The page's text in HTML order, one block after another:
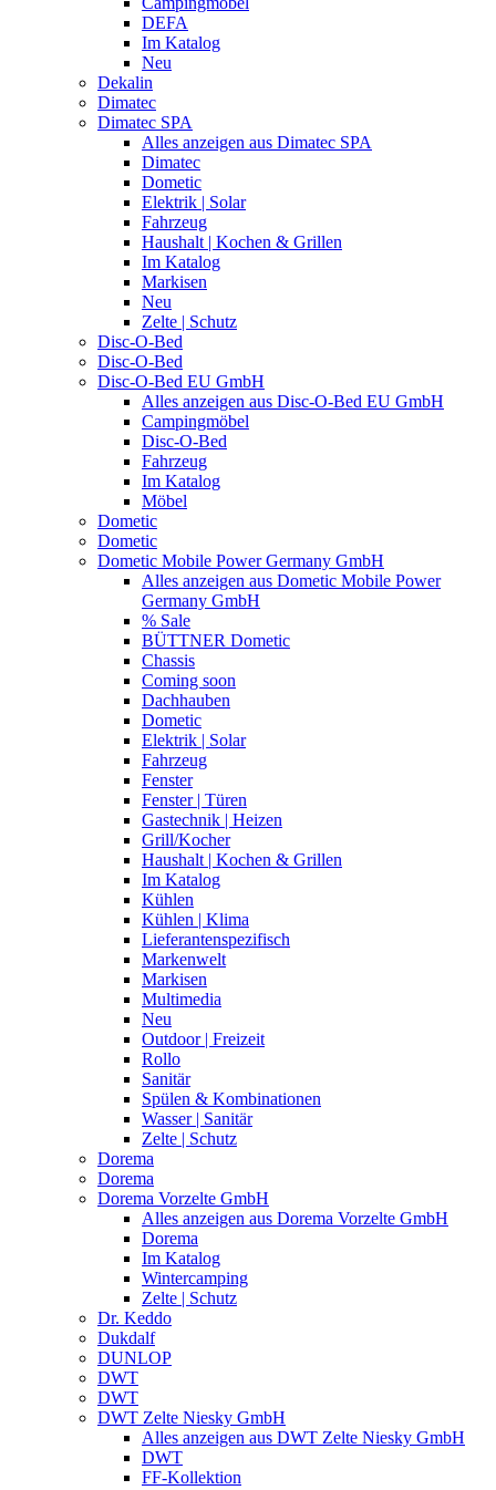
DEFA
Im Katalog
Neu
Dekalin
Dimatec
Dimatec SPA
Alles anzeigen aus Dimatec SPA
Dimatec
Dometic
Elektrik | Solar
Fahrzeug
Haushalt | Kochen & Grillen
Im Katalog
Markisen
Neu
Zelte | Schutz
Disc-O-Bed
Disc-O-Bed
Disc-O-Bed EU GmbH
Alles anzeigen aus Disc-O-Bed EU GmbH
Campingmöbel
Disc-O-Bed
Fahrzeug
Im Katalog
Möbel
Dometic
Dometic
Dometic Mobile Power Germany GmbH
Alles anzeigen aus Dometic Mobile Power
Germany GmbH
% Sale
BÜTTNER Dometic
Chassis
Coming soon
Dachhauben
Dometic
Elektrik | Solar
Fahrzeug
Fenster
Fenster | Türen
Gastechnik | Heizen
Grill/Kocher
Haushalt | Kochen & Grillen
Im Katalog
Kühlen
Kühlen | Klima
Lieferantenspezifisch
Markenwelt
Markisen
Multimedia
Neu
Outdoor | Freizeit
Rollo
Sanitär
Spülen & Kombinationen
Wasser | Sanitär
Zelte | Schutz
Dorema
Dorema
Dorema Vorzelte GmbH
Alles anzeigen aus Dorema Vorzelte GmbH
Dorema
Im Katalog
Wintercamping
Zelte | Schutz
Dr. Keddo
Dukdalf
DUNLOP
DWT
DWT
DWT Zelte Niesky GmbH
Alles anzeigen aus DWT Zelte Niesky GmbH
DWT
FF-Kollektion